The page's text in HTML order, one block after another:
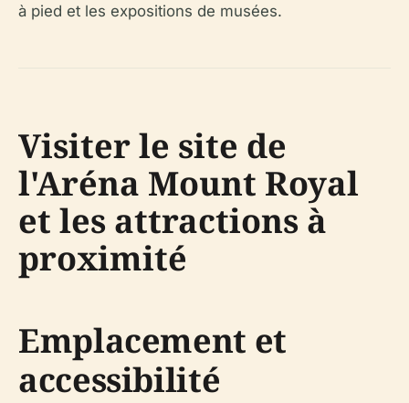
à pied et les expositions de musées.
Visiter le site de
l'Aréna Mount Royal
et les attractions à
proximité
Emplacement et
accessibilité